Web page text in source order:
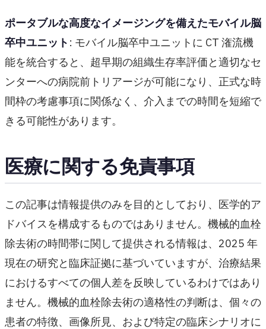
ポータブルな高度なイメージングを備えたモバイル脳
卒中ユニット : モバイル脳卒中ユニットに CT 潅流機
能を統合すると、超早期の組織生存率評価と適切なセ
ンターへの病院前トリアージが可能になり、正式な時
間枠の考慮事項に関係なく、介入までの時間を短縮で
きる可能性があります。
医療に関する免責事項
この記事は情報提供のみを目的としており、医学的ア
ドバイスを構成するものではありません。機械的血栓
除去術の時間帯に関して提供される情報は、2025 年
現在の研究と臨床証拠に基づいていますが、治療結果
におけるすべての個人差を反映しているわけではあり
ません。機械的血栓除去術の適格性の判断は、個々の
患者の特徴、画像所見、および特定の臨床シナリオに